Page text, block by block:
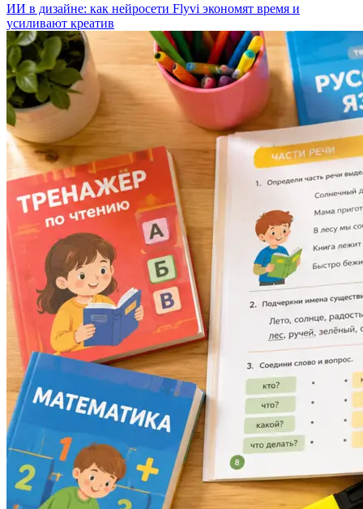
ИИ в дизайне: как нейросети Flyvi экономят время и
усиливают креатив